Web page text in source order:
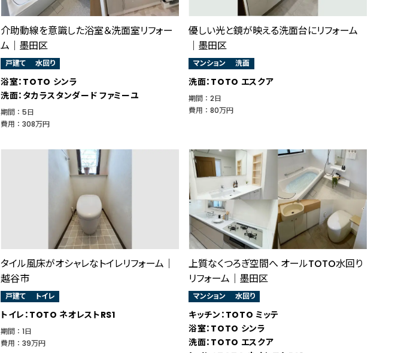
介助動線を意識した浴室＆洗面室リフォー
ム｜墨田区
戸建て 水回り
浴室：TOTO シンラ
洗面：タカラスタンダード ファミーユ
期間 ： 5日
費用 ： 308万円
優しい光と鏡が映える洗面台にリフォーム
｜墨田区
マンション 洗面
洗面：TOTO エスクア
期間 ： 2日
費用 ： 80万円
タイル風床がオシャレなトイレリフォーム｜
越谷市
戸建て トイレ
トイレ：TOTO ネオレストRS1
期間 ： 1日
費用 ： 39万円
上質なくつろぎ空間へ オールTOTO水回り
リフォーム｜墨田区
マンション 水回り
キッチン：TOTO ミッテ
浴室：TOTO シンラ
洗面：TOTO エスクア